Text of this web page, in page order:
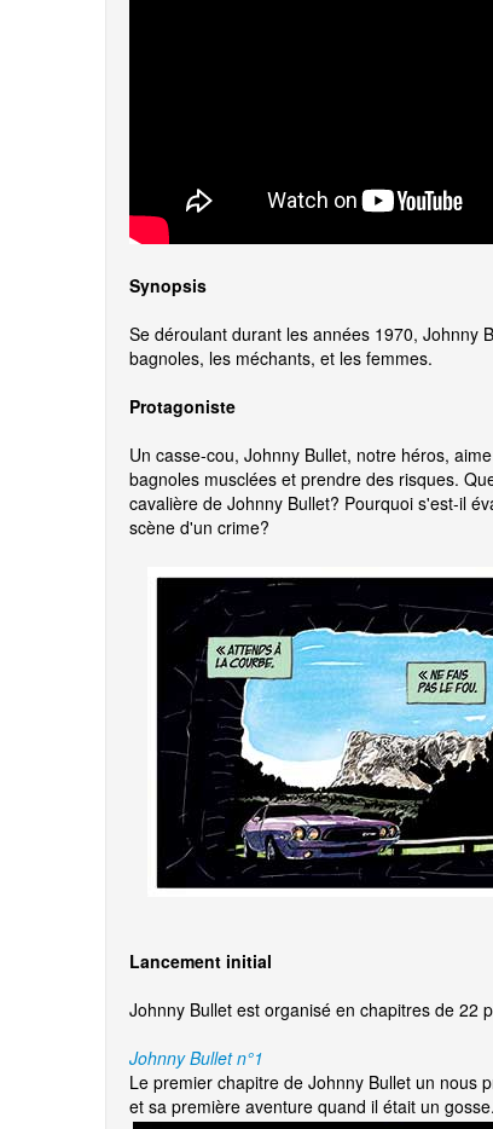
Synopsis
Se déroulant durant les années 1970, Johnny
bagnoles, les méchants, et les femmes.
Protagoniste
Un casse-cou, Johnny Bullet, notre héros,
bagnoles musclées et prendre des risques.
cavalière de Johnny Bullet? Pourquoi s'est-il
scène d'un crime?
Lancement initial
Johnny Bullet est organisé en chapitres de 22
Johnny Bullet n°1
Le premier chapitre de Johnny Bullet un nous
et sa première aventure quand il était un gosse.